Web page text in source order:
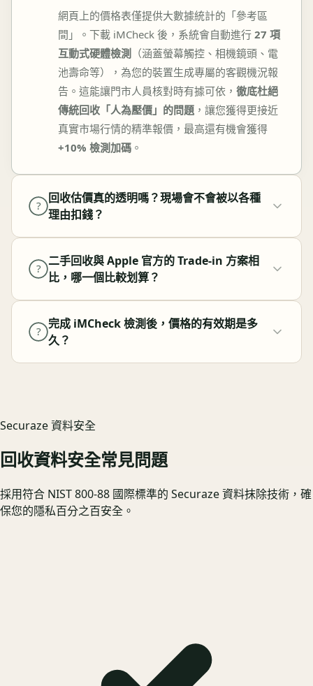
網頁上的價格表僅提供大數據統計的「參考區
間」。下載 iMCheck 後，系統會自動進行 27 項
互動式硬體檢測 （涵蓋螢幕觸控、相機鏡頭、電
池壽命等），為您的裝置生成專屬的客觀機況報
告。這能讓門市人員核對時有據可依， 徹底杜絕
傳統回收「人為壓價」的問題 ，讓您獲得更接近
真實市場行情的精準報價，最高還有機會獲得
+10% 檢測加碼 。
?
回收估價真的透明嗎？現場會不會被以各種
理由扣錢？
?
二手回收與 Apple 官方的 Trade-in 方案相
比，哪一個比較划算？
?
完成 iMCheck 檢測後，價格的有效期是多
久？
Securaze 資料安全
回收資料安全常見問題
採用符合 NIST 800-88 國際標準的 Securaze 資料抹除技術，確
保您的隱私百分之百安全。